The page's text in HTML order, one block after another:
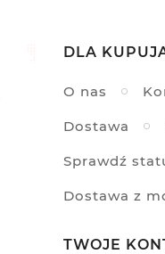
DLA
O nas
Dostawa
Sprawdź
Dostawa z
TWOJE